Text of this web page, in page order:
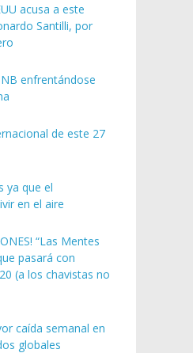
acusa a este
Santilli, por
enfrentándose
de este 27
ya que el
en el aire
“Las Mentes
pasará con
(a los chavistas no
caída semanal en
globales